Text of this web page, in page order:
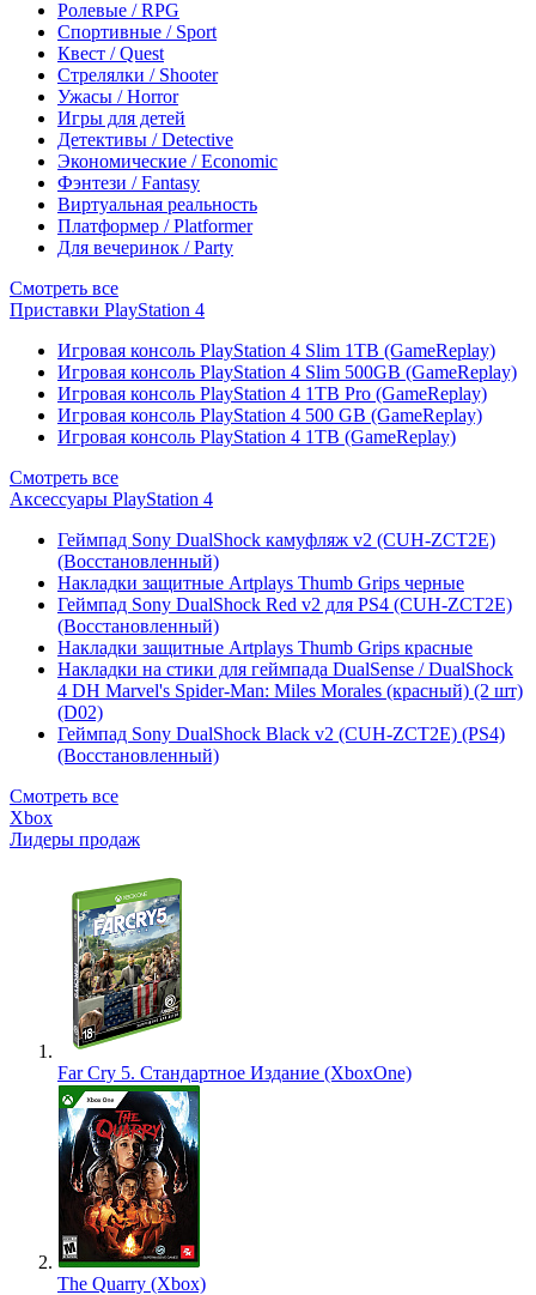
Ролевые / RPG
Спортивные / Sport
Квест / Quest
Стрелялки / Shooter
Ужасы / Horror
Игры для детей
Детективы / Detective
Экономические / Economic
Фэнтези / Fantasy
Виртуальная реальность
Платформер / Platformer
Для вечеринок / Party
Смотреть все
Приставки PlayStation 4
Игровая консоль PlayStation 4 Slim 1TB (GameReplay)
Игровая консоль PlayStation 4 Slim 500GB (GameReplay)
Игровая консоль PlayStation 4 1TB Pro (GameReplay)
Игровая консоль PlayStation 4 500 GB (GameReplay)
Игровая консоль PlayStation 4 1TB (GameReplay)
Смотреть все
Аксессуары PlayStation 4
Геймпад Sony DualShock камуфляж v2 (CUH-ZCT2E)
(Восстановленный)
Накладки защитные Artplays Thumb Grips черные
Геймпад Sony DualShock Red v2 для PS4 (CUH-ZCT2E)
(Восстановленный)
Накладки защитные Artplays Thumb Grips красные
Накладки на стики для геймпада DualSense / DualShock
4 DH Marvel's Spider-Man: Miles Morales (красный) (2 шт)
(D02)
Геймпад Sony DualShock Black v2 (CUH-ZCT2E) (PS4)
(Восстановленный)
Смотреть все
Xbox
Лидеры продаж
Far Cry 5. Стандартное Издание (XboxOne)
The Quarry (Xbox)